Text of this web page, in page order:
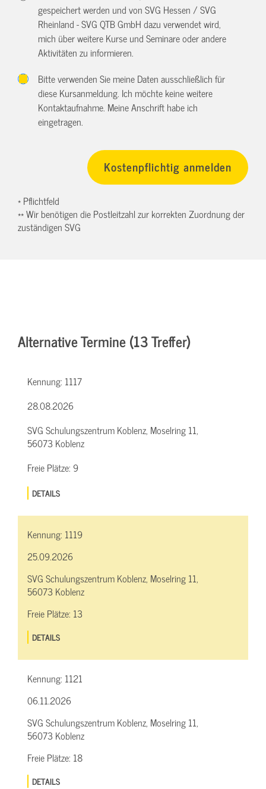
gespeichert werden und von SVG Hessen / SVG
Rheinland - SVG QTB GmbH dazu verwendet wird,
mich über weitere Kurse und Seminare oder andere
Aktivitäten zu informieren.
Bitte verwenden Sie meine Daten ausschließlich für
diese Kursanmeldung. Ich möchte keine weitere
Kontaktaufnahme. Meine Anschrift habe ich
eingetragen.
* Pflichtfeld
** Wir benötigen die Postleitzahl zur korrekten Zuordnung der
zuständigen SVG
Alternative Termine (13 Treffer)
Kennung: 1117
28.08.2026
SVG Schulungszentrum Koblenz, Moselring 11,
56073 Koblenz
Freie Plätze: 9
DETAILS
Kennung: 1119
25.09.2026
SVG Schulungszentrum Koblenz, Moselring 11,
56073 Koblenz
Freie Plätze: 13
DETAILS
Kennung: 1121
06.11.2026
SVG Schulungszentrum Koblenz, Moselring 11,
56073 Koblenz
Freie Plätze: 18
DETAILS